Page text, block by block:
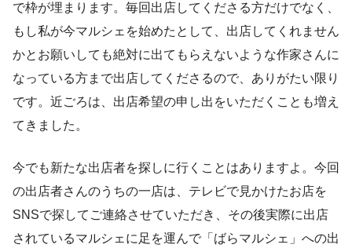
で枠が埋まります。毎回出店してくださる方だけでなく、
もし私が今マルシェを始めたとして、出店してくれません
かとお願いしても絶対に出てもらえないような作家さんに
なっている方まで出店してくださるので、ありがたい限り
です。近ごろは、出店希望の申し出をいただくことも増え
てきました。
今でも新たな出店者を探しに行くことはありますよ。今回
の出店者さんのうちの一店は、テレビで見かけたお店を
SNSで探してご連絡させていただき、その後実際に出店
されているマルシェに足を運んで「ばらマルシェ」への出